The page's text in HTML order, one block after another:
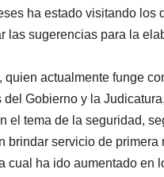
ha estado visitando los
las sugerencias para la
actualmente funge
Gobierno y la
el tema de la seguridad,
brindar servicio de
cual ha ido aumentado en